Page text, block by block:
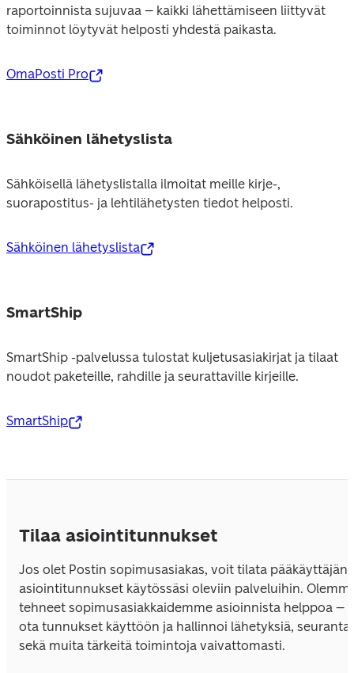
raportoinnista sujuvaa – kaikki lähettämiseen liittyvät
toiminnot löytyvät helposti yhdestä paikasta.
OmaPosti Pro
Sähköinen lähetyslista
Sähköisellä lähetyslistalla ilmoitat meille kirje-,
suorapostitus- ja lehtilähetysten tiedot helposti.
Sähköinen lähetyslista
SmartShip
SmartShip -palvelussa tulostat kuljetusasiakirjat ja tilaat
noudot paketeille, rahdille ja seurattaville kirjeille.
SmartShip
Tilaa asiointitunnukset
Jos olet Postin sopimusasiakas, voit tilata pääkäyttäjän
asiointitunnukset käytössäsi oleviin palveluihin.
tehneet sopimusasiakkaidemme asioinnista helppoa –
ota tunnukset käyttöön ja hallinnoi lähetyksiä,
sekä muita tärkeitä toimintoja vaivattomasti.